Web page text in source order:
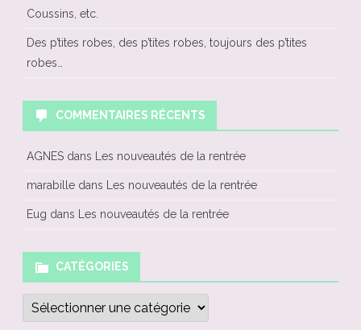
Coussins, etc.
Des p’tites robes, des p’tites robes, toujours des p’tites
robes…
COMMENTAIRES RÉCENTS
AGNES dans Les nouveautés de la rentrée
marabille dans Les nouveautés de la rentrée
Eug dans Les nouveautés de la rentrée
CATÉGORIES
C
t